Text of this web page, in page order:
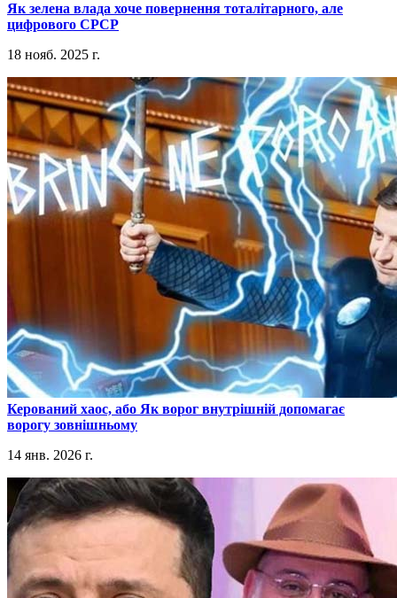
​Як зелена влада хоче повернення тоталітарного, але
цифрового СРСР
18 нояб. 2025 г.
​Керований хаос, або Як ворог внутрішній допомагає
ворогу зовнішньому
14 янв. 2026 г.